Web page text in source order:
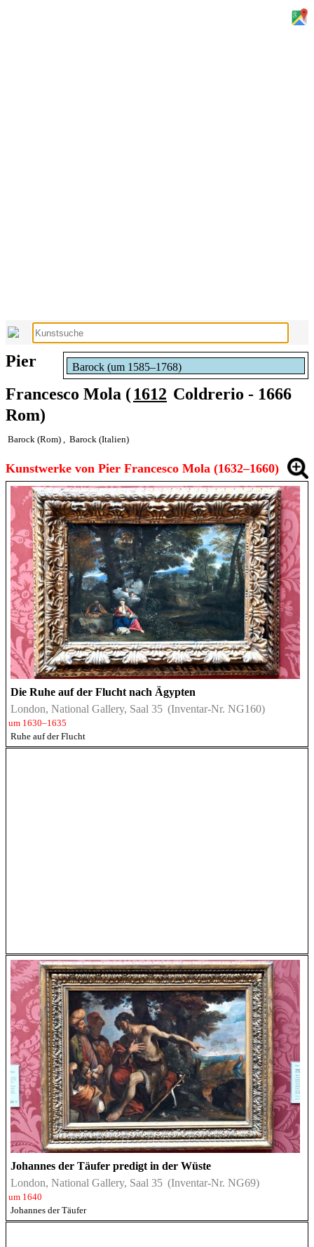
Barock (um 1585–1768)
Pier
Francesco Mola (1612 Coldrerio - 1666
Rom)
Barock (Rom) , Barock (Italien)
Kunstwerke von Pier Francesco Mola (1632–1660)
Die Ruhe auf der Flucht nach Ägypten
London, National Gallery, Saal 35 (Inventar-Nr. NG160)
um 1630–1635
Ruhe auf der Flucht
Johannes der Täufer predigt in der Wüste
London, National Gallery, Saal 35 (Inventar-Nr. NG69)
um 1640
Johannes der Täufer